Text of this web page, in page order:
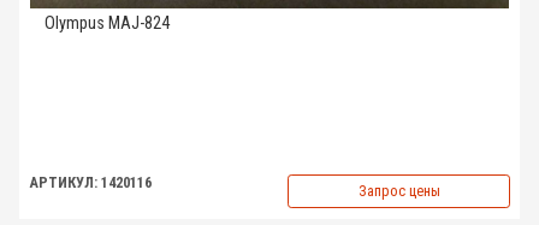
Olympus MAJ-824
АРТИКУЛ: 1420116 Запрос цены